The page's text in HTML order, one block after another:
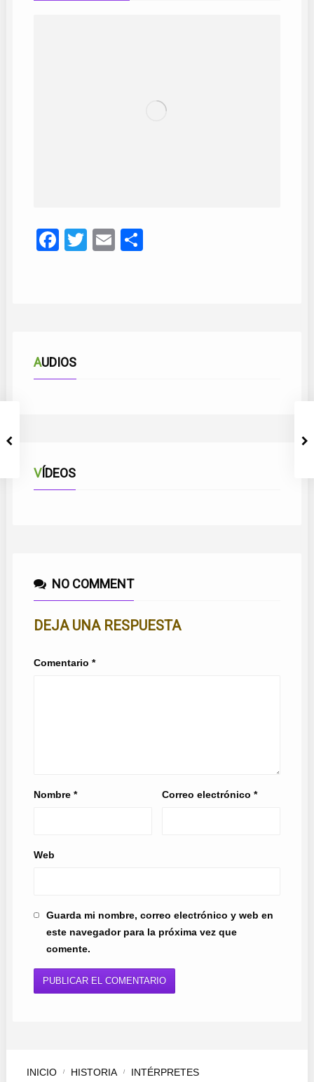
Facebook
TwitterEmail
AUDIOS
VÍDEOS
NO COMMENT
DEJA UNA RESPUESTA
Comentario *
Nombre * Correo electrónico*
Web
Guarda mi nombre, correo electrónico y web en
este navegador para la próxima vez que
comente.
INICIO HISTORIA INTÉRPRETES